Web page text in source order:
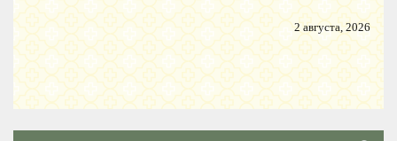
2 августа, 2026